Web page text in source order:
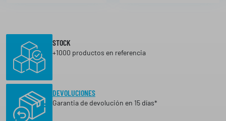
STOCK
+1000 productos en referencia
DEVOLUCIONES
Garantia de devolución en 15 días*